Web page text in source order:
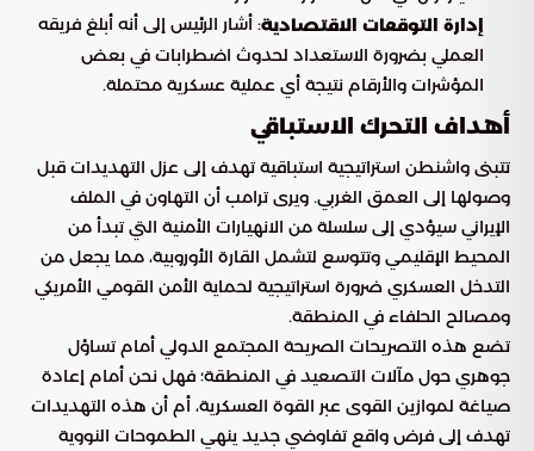
إدارة التوقعات الاقتصادية: أشار الرئيس إلى أنه أبلغ فريقه
العملي بضرورة الاستعداد لحدوث اضطرابات في بعض
المؤشرات والأرقام نتيجة أي عملية عسكرية محتملة.
أهداف التحرك الاستباقي
تتبنى واشنطن استراتيجية استباقية تهدف إلى عزل التهديدات قبل
وصولها إلى العمق الغربي. ويرى ترامب أن التهاون في الملف
الإيراني سيؤدي إلى سلسلة من الانهيارات الأمنية التي تبدأ من
المحيط الإقليمي وتتوسع لتشمل القارة الأوروبية، مما يجعل من
التدخل العسكري ضرورة استراتيجية لحماية الأمن القومي الأمريكي
ومصالح الحلفاء في المنطقة.
تضع هذه التصريحات الصريحة المجتمع الدولي أمام تساؤل
جوهري حول مآلات التصعيد في المنطقة؛ فهل نحن أمام إعادة
صياغة لموازين القوى عبر القوة العسكرية، أم أن هذه التهديدات
تهدف إلى فرض واقع تفاوضي جديد ينهي الطموحات النووية